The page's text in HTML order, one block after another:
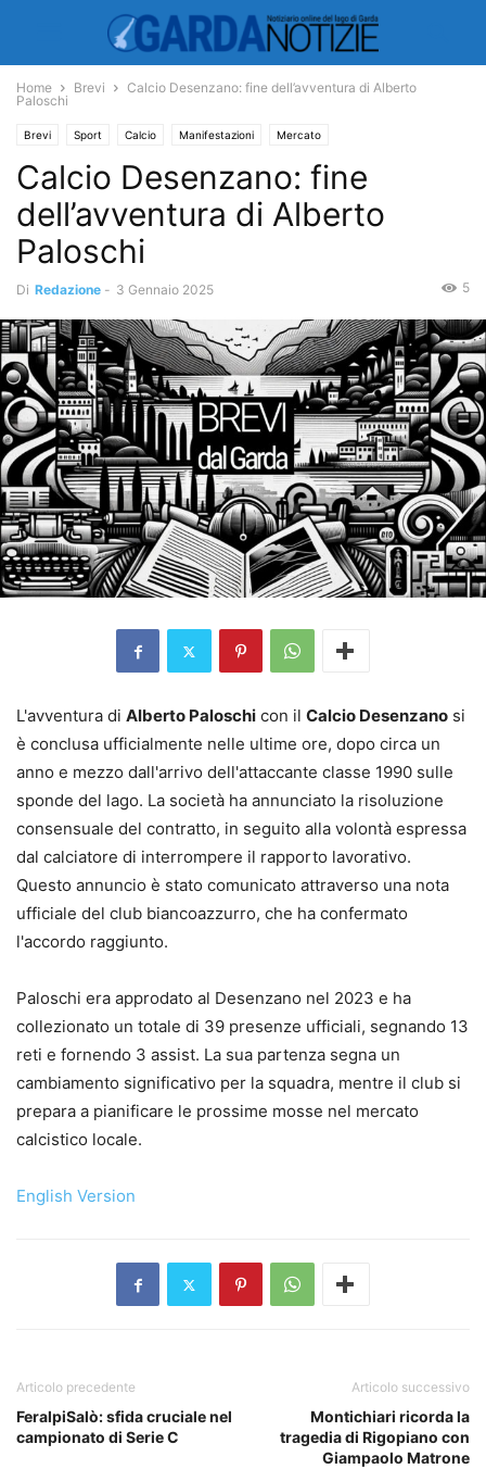
Home Brevi
Calcio Desenzano: fine dell’avventura di Alberto
Paloschi
Brevi Sport Calcio Manifestazioni Mercato
Calcio Desenzano: fine
dell’avventura di Alberto
Paloschi
Di Redazione - 3 Gennaio 2025 5
L'avventura di Alberto Paloschi con il Calcio Desenzano si
è conclusa ufficialmente nelle ultime ore, dopo circa un
anno e mezzo dall'arrivo dell'attaccante classe 1990 sulle
sponde del lago. La società ha annunciato la risoluzione
consensuale del contratto, in seguito alla volontà espressa
dal calciatore di interrompere il rapporto lavorativo.
Questo annuncio è stato comunicato attraverso una nota
ufficiale del club biancoazzurro, che ha confermato
l'accordo raggiunto.
Paloschi era approdato al Desenzano nel 2023 e ha
collezionato un totale di 39 presenze ufficiali, segnando 13
reti e fornendo 3 assist. La sua partenza segna un
cambiamento significativo per la squadra, mentre il club si
prepara a pianificare le prossime mosse nel mercato
calcistico locale.
English Version
Articolo precedente
FeralpiSalò: sfida cruciale nel
campionato di Serie C
Articolo successivo
Montichiari ricorda la
tragedia di Rigopiano con
Giampaolo Matrone